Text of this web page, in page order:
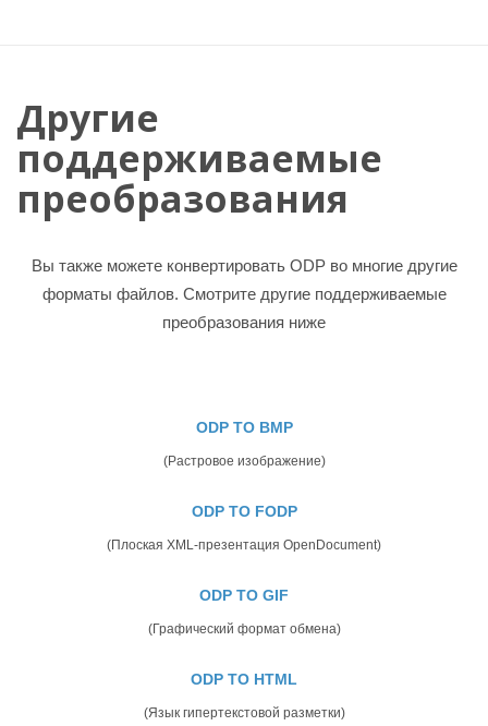
Другие
поддерживаемые
преобразования
Вы также можете конвертировать ODP во многие другие
форматы файлов. Смотрите другие поддерживаемые
преобразования ниже
ODP TO BMP
(Растровое изображение)
ODP TO FODP
(Плоская XML-презентация OpenDocument)
ODP TO GIF
(Графический формат обмена)
ODP TO HTML
(Язык гипертекстовой разметки)